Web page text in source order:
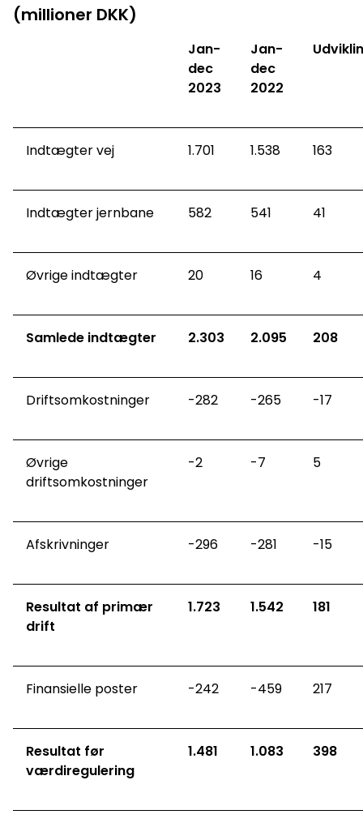
(millioner DKK)
Jan-
dec
2023
Jan-
dec
2022
Indtægter vej 1.701 1.538 163
Indtægter jernbane 582 541 41
Øvrige indtægter 20 16 4
Samlede indtægter 2.303 2.095 208
Driftsomkostninger -282 -265 -17
Øvrige
driftsomkostninger
-2 -7 5
Afskrivninger -296 -281 -15
Resultat af primær
drift
1.723 1.542 181
Finansielle poster -242 -459 217
Resultat før
værdiregulering
1.481 1.083 398